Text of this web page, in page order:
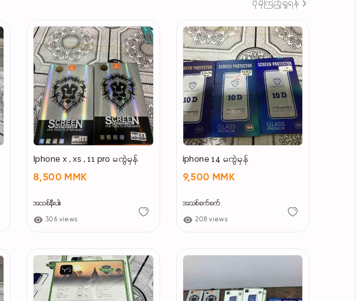
ပိုမိုကြည့်ရှုရန်
Iphone x , xs , 11 pro မကွဲမှန်
8,500 MMK
အသစ်နီးပါး
306 views
iphone 14 မကွဲမှန်
9,500 MMK
အသစ်စက်စက်
208 views